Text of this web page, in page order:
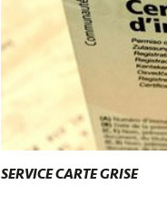
SERVICE CARTE GRISE